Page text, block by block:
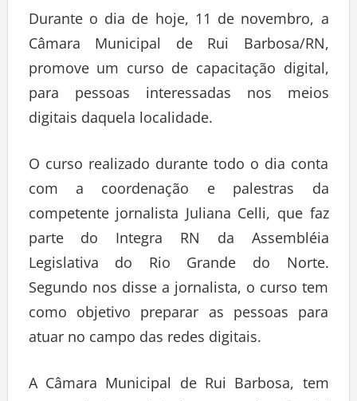
Durante o dia de hoje, 11 de novembro, a
Câmara Municipal de Rui Barbosa/RN,
promove um curso de capacitação digital,
para pessoas interessadas nos meios
digitais daquela localidade.
O curso realizado durante todo o dia conta
com a coordenação e palestras da
competente jornalista Juliana Celli, que faz
parte do Integra RN da Assembléia
Legislativa do Rio Grande do Norte.
Segundo nos disse a jornalista, o curso tem
como objetivo preparar as pessoas para
atuar no campo das redes digitais.
A Câmara Municipal de Rui Barbosa, tem